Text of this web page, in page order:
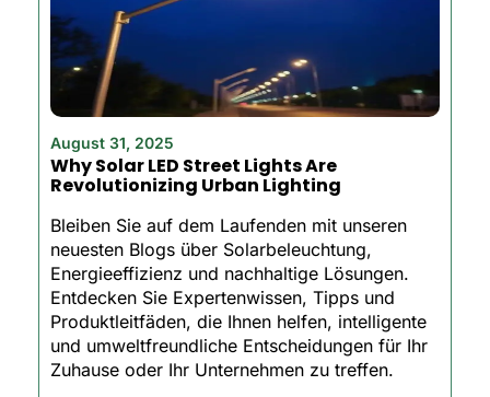
August 31, 2025
Why Solar LED Street Lights Are
Revolutionizing Urban Lighting
Bleiben Sie auf dem Laufenden mit unseren
neuesten Blogs über Solarbeleuchtung,
Energieeffizienz und nachhaltige Lösungen.
Entdecken Sie Expertenwissen, Tipps und
Produktleitfäden, die Ihnen helfen, intelligente
und umweltfreundliche Entscheidungen für Ihr
Zuhause oder Ihr Unternehmen zu treffen.